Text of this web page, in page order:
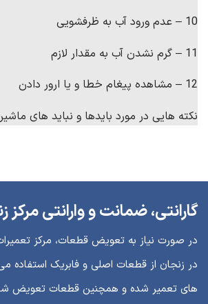
10 – عدم ورود آب به ظرفشویی
11 – گرم نشدن آب به مقدار لازم
12 – مشاهده پیغام خطا و یا ارور دادن
نکته هایی در مورد بایدها و نباید های
گارانتی، ضمانت و وارانتی
در صورت نیاز به تعویض قطعات، مرکز
در زنجان از قطعات اصلی و فابریک استفاده
های تعمیر شده و همچنین قطعات تعویض